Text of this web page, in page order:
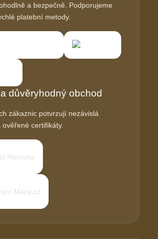
a bezpečně. Podporujeme
platební metody.
důvěryhodný obchod
zákaznic potvrzují nezávislá
certifikáty.